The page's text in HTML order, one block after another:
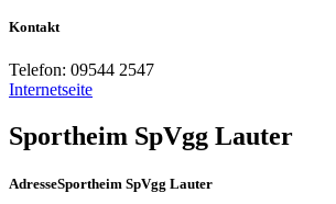
Kontakt
Telefon: 09544 2547
Internetseite
Sportheim SpVgg Lauter
AdresseSportheim SpVgg Lauter